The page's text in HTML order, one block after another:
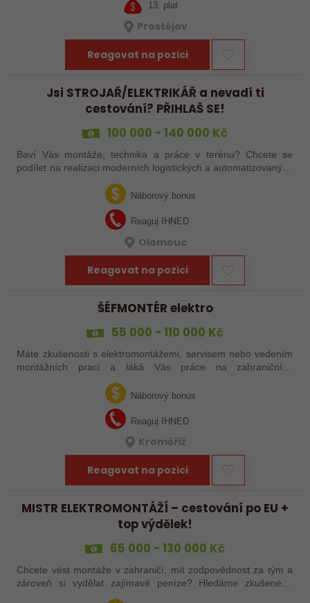
13. plat
Prostějov
Reagovat na pozici
Jsi STROJAŘ/ELEKTRIKÁŘ a nevadí ti
cestování? PŘIHLAŠ SE!
100 000 - 140 000 Kč
Baví Vás montáže, technika a práce v terénu? Chcete se
podílet na realizaci moderních logistických a automatizovaných
servisní technik nebo…
Náborový bonus
Reaguj IHNED
Olomouc
Reagovat na pozici
ŠÉFMONTÉR elektro
55 000 - 110 000 Kč
Máte zkušenosti s elektromontážemi, servisem nebo vedením
montážních prací a láká Vás práce na zahraničních
projektech? Nebo jste šikovný elektrikář či elektromontér, který
už nechce být jen „řadový…Náborový bonus
Reaguj IHNED
Kroměříž
Reagovat na pozici
MISTR ELEKTROMONTÁŽÍ – cestování po EU +
top výdělek!
65 000 - 130 000 Kč
Chcete vést montáže v zahraničí, mít zodpovědnost za tým a
zároveň si vydělat zajímavé peníze? Hledáme zkušeného